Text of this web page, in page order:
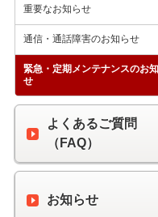
重要なお知らせ
通信・通話障害のお知らせ
緊急・定期メンテナンスのお
せ
よくあるご質問
（FAQ）
お知らせ